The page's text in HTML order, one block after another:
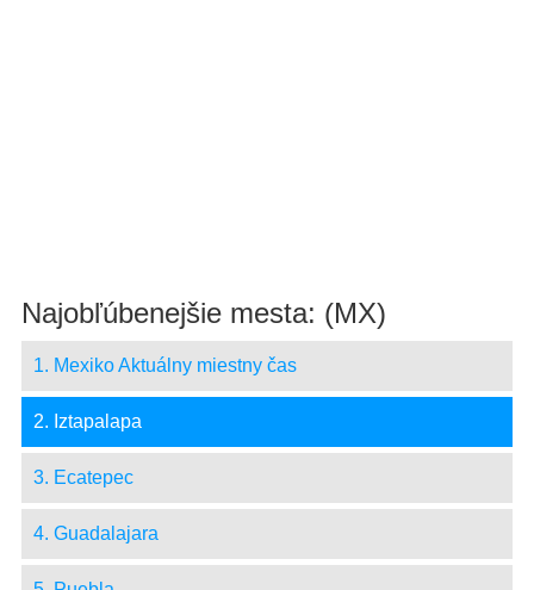
Najobľúbenejšie mesta: (MX)
1. Mexiko Aktuálny miestny čas
2. Iztapalapa
3. Ecatepec
4. Guadalajara